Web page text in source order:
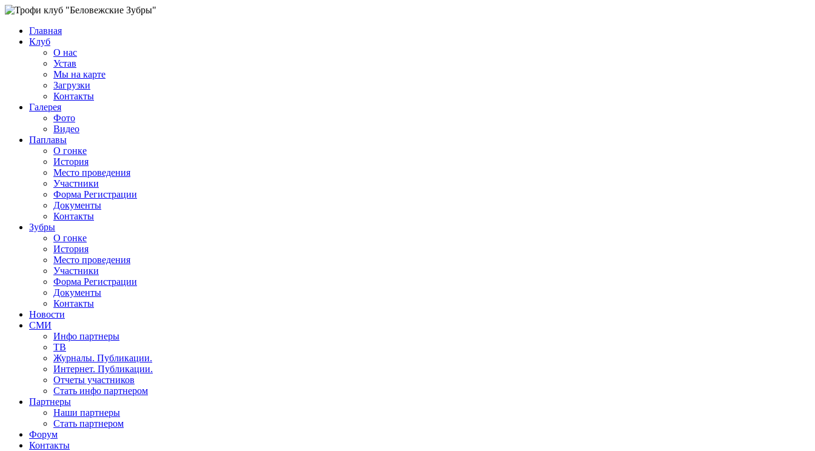
Главная
Клуб
О нас
Устав
Мы на карте
Загрузки
Контакты
Галерея
Фото
Видео
Паплавы
О гонке
История
Место проведения
Участники
Форма Регистрации
Документы
Контакты
Зубры
О гонке
История
Место проведения
Участники
Форма Регистрации
Документы
Контакты
Новости
СМИ
Инфо партнеры
ТВ
Журналы. Публикации.
Интернет. Публикации.
Отчеты участников
Стать инфо партнером
Партнеры
Наши партнеры
Стать партнером
Форум
Контакты